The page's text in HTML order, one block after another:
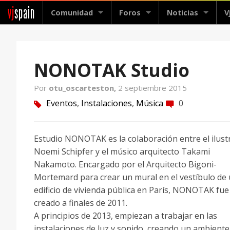
vjspain Comunidad Foros Noticias
NONOTAK Studio
Por otu_oscarteston, 2 septiembre 2015
tag Eventos, Instalaciones, Música comment 0
Estudio NONOTAK es la colaboración entre el
Noemi Schipfer y el músico arquitecto Takami
Nakamoto. Encargado por el Arquitecto Bigoni-
Mortemard para crear un mural en el vestíbulo de
edificio de vivienda pública en París, NONOTAK fue
creado a finales de 2011.
A principios de 2013, empiezan a trabajar en las